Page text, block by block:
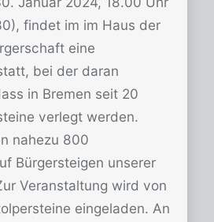
findet im im Haus der
eine
bei der daran
in Bremen seit 20
verlegt werden.
nahezu 800
Bürgersteigen unserer
Veranstaltung wird von
eingeladen. An